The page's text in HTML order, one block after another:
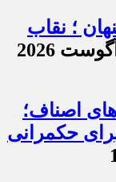
؛ نقاب
03 آگوست 2026
اصناف؛
حکمرانی